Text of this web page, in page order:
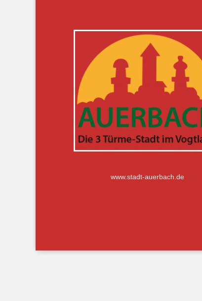
www.stadt-auerbach.de